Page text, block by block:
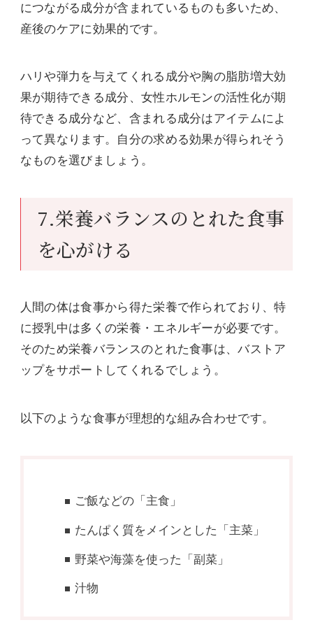
につながる成分が含まれているものも多いため、
産後のケアに効果的です。
ハリや弾力を与えてくれる成分や胸の脂肪増大効
果が期待できる成分、女性ホルモンの活性化が期
待できる成分など、含まれる成分はアイテムによ
って異なります。自分の求める効果が得られそう
なものを選びましょう。
7.栄養バランスのとれた食事
を心がける
人間の体は食事から得た栄養で作られており、特
に授乳中は多くの栄養・エネルギーが必要です。
そのため栄養バランスのとれた食事は、バストア
ップをサポートしてくれるでしょう。
以下のような食事が理想的な組み合わせです。
ご飯などの「主食」
たんぱく質をメインとした「主菜」
野菜や海藻を使った「副菜」
汁物